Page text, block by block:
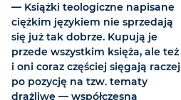
— Książki teologiczne napisane
ciężkim językiem nie sprzedają
się już tak dobrze. Kupują je
przede wszystkim księża, ale też
i oni coraz częściej sięgają raczej
po pozycję na tzw. tematy
drażliwe — współczesna